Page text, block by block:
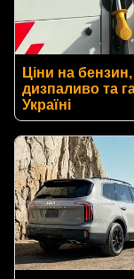
Ціни на бензин,
дизпаливо та
Україні